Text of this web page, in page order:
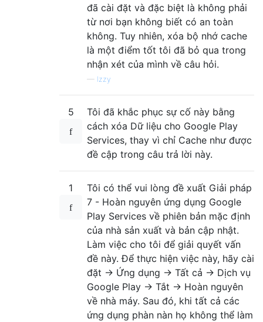
đã cài đặt và đặc biệt là không phải
từ nơi bạn không biết có an toàn
không. Tuy nhiên, xóa bộ nhớ cache
là một điểm tốt tôi đã bỏ qua trong
nhận xét của mình về câu hỏi.
— Izzy
5
Tôi đã khắc phục sự cố này bằng
cách xóa Dữ liệu cho Google Play
Services, thay vì chỉ Cache như được
đề cập trong câu trả lời này.
1
Tôi có thể vui lòng đề xuất Giải pháp
7 - Hoàn nguyên ứng dụng Google
Play Services về phiên bản mặc định
của nhà sản xuất và bản cập nhật.
Làm việc cho tôi để giải quyết vấn
đề này. Để thực hiện việc này, hãy cài
đặt -> Ứng dụng -> Tất cả -> Dịch vụ
Google Play -> Tắt -> Hoàn nguyên
về nhà máy. Sau đó, khi tất cả các
ứng dụng phàn nàn họ không thể làm